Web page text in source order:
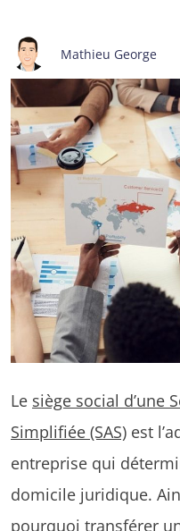
Mathieu George
Le siège social d’une
Simplifiée (SAS) est
entreprise qui
domicile juridique.
pourquoi transférer